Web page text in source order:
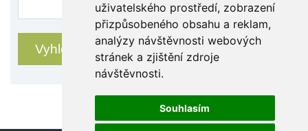
uživatelského prostředí, zobrazení
přizpůsobeného obsahu a reklam,
analýzy návštěvnosti webových
stránek a zjištění zdroje
návštěvnosti.
Souhlasím